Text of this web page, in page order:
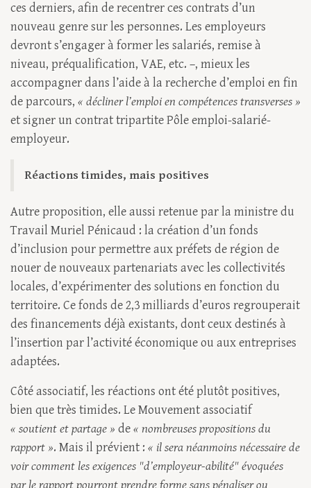
ces derniers, afin de recentrer ces contrats d’un
nouveau genre sur les personnes. Les employeurs
devront s’engager à former les salariés, remise à
niveau, préqualification, VAE, etc. –, mieux les
accompagner dans l’aide à la recherche d’emploi en fin
de parcours, « décliner l’emploi en compétences transverses »
et signer un contrat tripartite Pôle emploi-salarié-
employeur.
Réactions timides, mais positives
Autre proposition, elle aussi retenue par la ministre du
Travail Muriel Pénicaud : la création d’un fonds
d’inclusion pour permettre aux préfets de région de
nouer de nouveaux partenariats avec les collectivités
locales, d’expérimenter des solutions en fonction du
territoire. Ce fonds de 2,3 milliards d’euros regrouperait
des financements déjà existants, dont ceux destinés à
l’insertion par l’activité économique ou aux entreprises
adaptées.
Côté associatif, les réactions ont été plutôt positives,
bien que très timides. Le Mouvement associatif
« soutient et partage » de« nombreuses propositions du
rapport ». Mais il prévient : « il sera néanmoins nécessaire de
voir comment les exigences "d’employeur-abilité" évoquées
par le rapport pourront prendre forme sans pénaliser ou